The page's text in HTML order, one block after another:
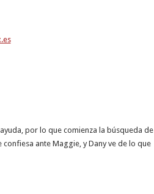
por lo que comienza la búsqueda de
ante Maggie, y Dany ve de lo que